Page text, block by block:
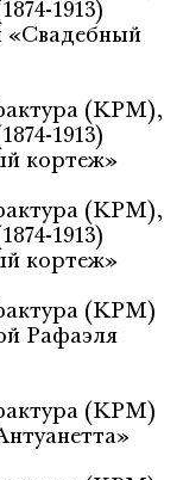
1913)
«Свадебный
(KPM),
1913)
кортеж»
(KPM),
1913)
кортеж»
(KPM)
Рафаэля
(KPM)